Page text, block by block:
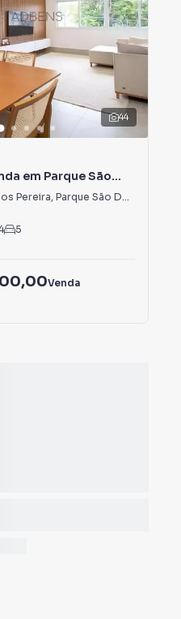
44
em Parque São
Pereira, Parque São Domingos
5
Venda